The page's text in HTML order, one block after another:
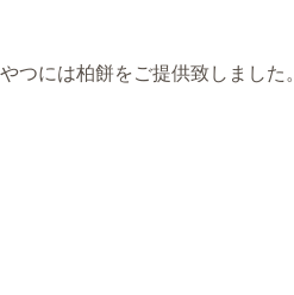
には柏餅をご提供致しました。